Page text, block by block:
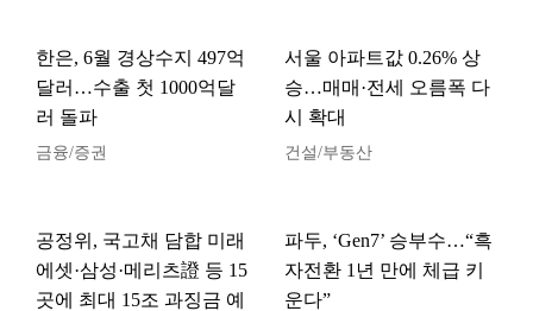
한은, 6월 경상수지 497억
달러…수출 첫 1000억달
러 돌파
금융/증권
서울 아파트값 0.26% 상
승…매매·전세 오름폭 다
시 확대
건설/부동산
공정위, 국고채 담합 미래
에셋·삼성·메리츠證 등 15
곳에 최대 15조 과징금 예
파두, ‘Gen7’ 승부수…“흑
자전환 1년 만에 체급 키
운다”